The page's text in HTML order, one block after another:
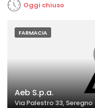
Oggi chiuso
FARMACIA
Aeb S.p.a.
Via Palestro 33, Seregno